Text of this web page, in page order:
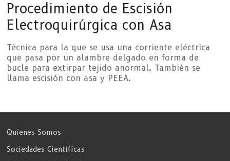
Procedimiento de Escisión
Electroquirúrgica con Asa
Técnica para la que se usa una corriente eléctrica
que pasa por un alambre delgado en forma de
bucle para extirpar tejido anormal. También se
llama escisión con asa y PEEA.
Quienes Somos
Sociedades Científicas